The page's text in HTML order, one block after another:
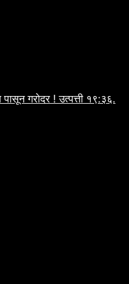
पासून गरोदर ! उत्पत्ती १९:३६.